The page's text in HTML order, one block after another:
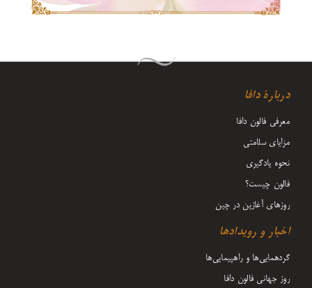
دربارۀ دافا
معرفی فالون دافا
مزایای سلامتی
نحوه یادگیری
فالون چیست؟
روزهای آغازین در چین
اخبار و رویدادها
گردهمایی‌ها و راهپیمایی‌ها
روز جهانی فالون دافا